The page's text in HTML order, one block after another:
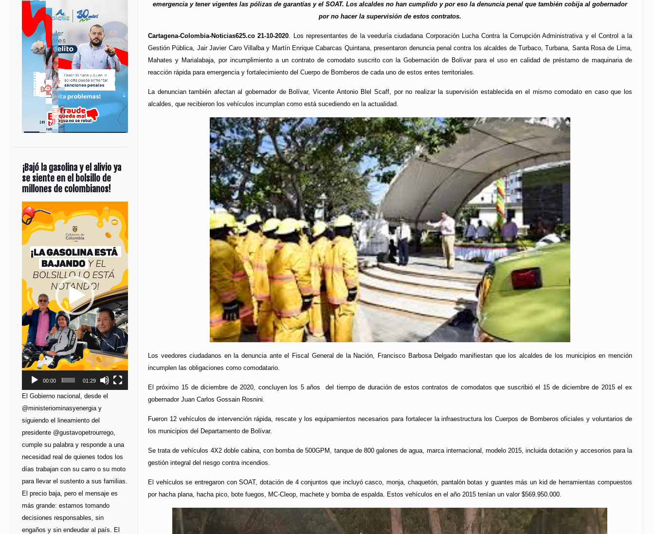
emergencia y tener vigentes las pólizas de garantías y el SOAT. Los alcaldes no han cumplido y por eso la denuncia penal que también cobija al gobernador
por no hacer la supervisión de estos contratos.
Cartagena-Colombia-Noticias625.co 21-10-2020. Los representantes de la veeduría ciudadana Corporación Lucha Contra la Corrupción Administrativa y el Control a la
Gestión Pública, Jair Javier Caro Villalba y Martín Enrique Cabarcas Quintana, presentaron denuncia penal contra los alcaldes de Turbaco, Turbana, Santa Rosa de Lima,
Mahates y Marialabaja, por incumplimiento a un contrato de comodato suscrito con la Gobernación de Bolívar para el uso en calidad de préstamo de maquinaria de
reacción rápida para emergencia y fortalecimiento del Cuerpo de Bomberos de cada uno de estos entes territoriales.
La denuncian también afectan al gobernador de Bolívar, Vicente Antonio Blel Scaff, por no realizar la supervisión establecida en el mismo comodato en caso que los
alcaldes, que recibieron los vehículos incumplan como está sucediendo en la actualidad.
Los veedores ciudadanos en la denuncia ante el Fiscal General de la Nación, Francisco Barbosa Delgado manifiestan que los alcaldes de los municipios en mención
incumplen las obligaciones como comodatario.
El próximo 15 de diciembre de 2020, concluyen los 5 años del tiempo de duración de estos contratos de comodatos que suscribió el 15 de diciembre de 2015 el ex
gobernador Juan Carlos Gossain Rosnini.
Fueron 12 vehículos de intervención rápida, rescate y los equipamientos necesarios para fortalecer la infraestructura los Cuerpos de Bomberos oficiales y voluntarios de
los municipios del Departamento de Bolívar.
Se trata de vehículos 4X2 doble cabina, con bomba de 500GPM, tanque de 800 galones de agua, marca internacional, modelo 2015, incluida dotación y accesorios para la
gestión integral del riesgo contra incendios.
El vehículos se entregaron con SOAT, dotación de 4 conjuntos que incluyó casco, monja, chaquetón, pantalón botas y guantes más un kid de herramientas compuestos
por hacha plana, hacha pico, bote fuegos, MC-Cleop, machete y bomba de espalda. Estos vehículos en el año 2015 tenían un valor $569.950.000.
¡Bajó la gasolina y el alivio ya
se siente en el bolsillo de
millones de colombianos!
Reproductor
de
vídeo
00:00 01:29
El Gobierno nacional, desde el
@ministeriominasyenergia y
siguiendo el lineamiento del
presidente @gustavopetrourrego,
cumple su palabra y responde a una
necesidad real de quienes todos los
días trabajan con su carro o su moto
para llevar el sustento a sus familias.
El precio baja, pero el mensaje es
más grande: estamos tomando
decisiones responsables, sin
engaños y sin endeudar al país. El